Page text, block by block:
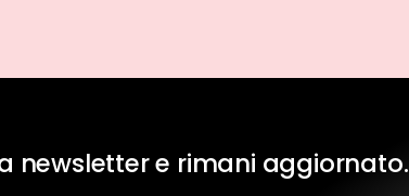
newsletter e rimani aggiornato.